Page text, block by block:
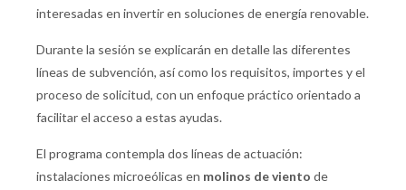
interesadas en invertir en soluciones de energía renovable.
Durante la sesión se explicarán en detalle las diferentes
líneas de subvención, así como los requisitos, importes y el
proceso de solicitud, con un enfoque práctico orientado a
facilitar el acceso a estas ayudas.
El programa contempla dos líneas de actuación:
instalaciones microeólicas en molinos de viento de